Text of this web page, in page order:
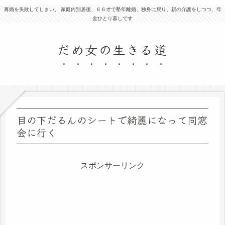
再婚を失敗してしまい、 家庭内別居後、６６才で塾年離婚、独身に戻り、親の介護をしつつ、年
金ひとり暮しです
だめ女の生きる道
目の下だるんのシートで綺麗になって同窓
会に行く
スポンサーリンク